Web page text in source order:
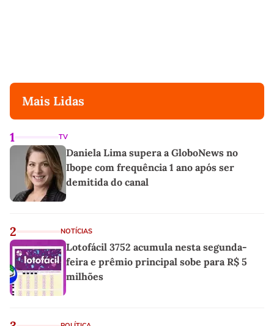
Mais Lidas
1 TV
Daniela Lima supera a GloboNews no
Ibope com frequência 1 ano após ser
demitida do canal
2 NOTÍCIAS
Lotofácil 3752 acumula nesta segunda-
feira e prêmio principal sobe para R$ 5
milhões